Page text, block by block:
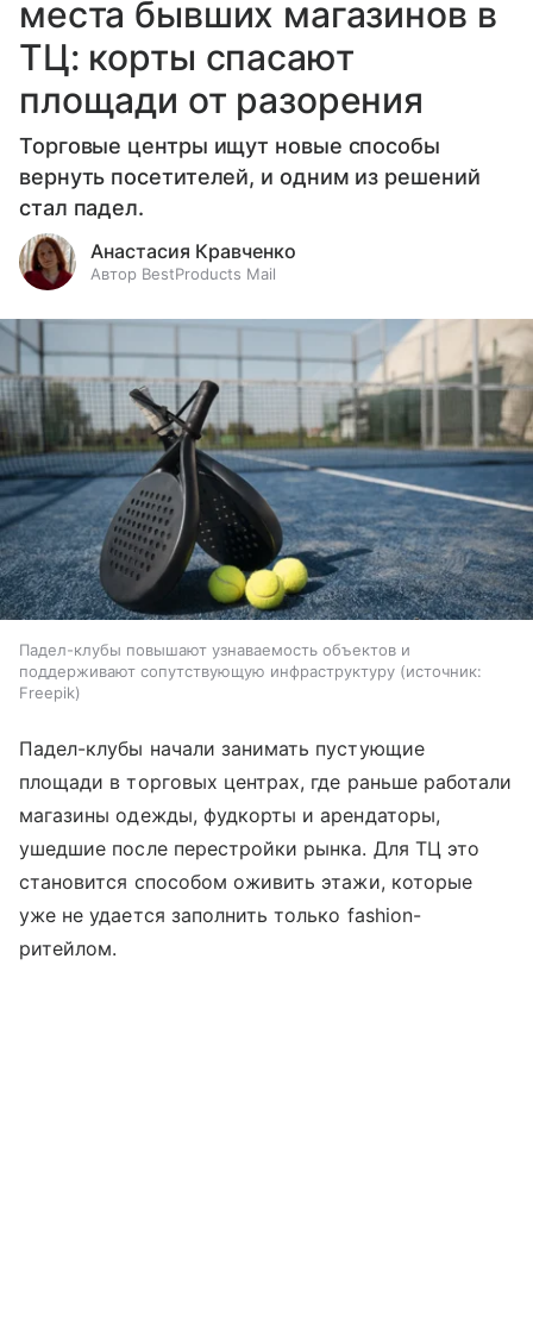
места бывших магазинов в
ТЦ: корты спасают
площади от разорения
Торговые центры ищут новые способы
вернуть посетителей, и одним из решений
стал падел.
Анастасия Кравченко
Автор BestProducts Mail
Падел-клубы повышают узнаваемость объектов и
поддерживают сопутствующую инфраструктуру
источник:
Freepik
Падел-клубы начали занимать пустующие
площади в торговых центрах, где раньше работали
магазины одежды, фудкорты и арендаторы,
ушедшие после перестройки рынка. Для ТЦ это
становится способом оживить этажи, которые
уже не удается заполнить только fashion-
ритейлом.